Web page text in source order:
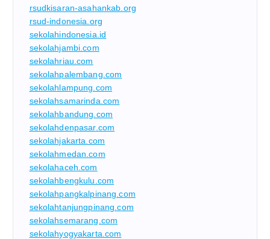
rsudkisaran-asahankab.org
rsud-indonesia.org
sekolahindonesia.id
sekolahjambi.com
sekolahriau.com
sekolahpalembang.com
sekolahlampung.com
sekolahsamarinda.com
sekolahbandung.com
sekolahdenpasar.com
sekolahjakarta.com
sekolahmedan.com
sekolahaceh.com
sekolahbengkulu.com
sekolahpangkalpinang.com
sekolahtanjungpinang.com
sekolahsemarang.com
sekolahyogyakarta.com